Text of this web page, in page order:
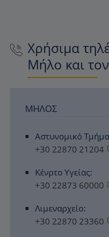
Χρήσιμα
Μήλο και
ΜΉΛΟΣ
Αστυνομικό
+30 22870 21204
Κένρτο Υγείας:
+30 22873 60000
Λιμεναρχείο:
+30 22870 23360